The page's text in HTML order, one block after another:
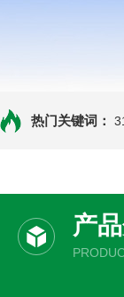
热门关键词：
产